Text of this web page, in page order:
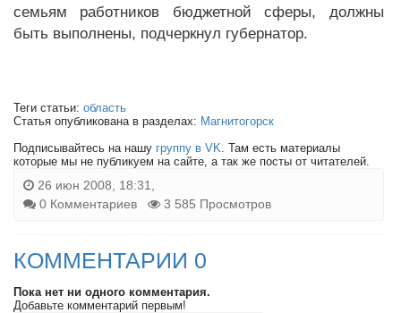
семьям работников бюджетной сферы, должны
быть выполнены, подчеркнул губернатор.
Теги статьи: область
Статья опубликована в разделах: Магнитогорск
Подписывайтесь на нашу группу в VK. Там есть материалы
которые мы не публикуем на сайте, а так же посты от читателей.
26 июн 2008, 18:31,
0 Комментариев
3 585 Просмотров
КОММЕНТАРИИ 0
Пока нет ни одного комментария.
Добавьте комментарий первым!